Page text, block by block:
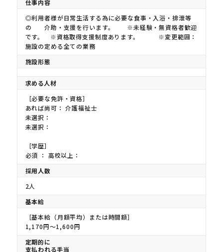
仕事内容
◎利用者様が日常生活する為に必要な食事・入浴・排泄等
の 介助・支援を行います。 ※未経験・無資格者歓迎
です。 ※資格取得支援制度あります。 ※変更範囲：
施設の定める全ての業務
施設形態
求める人材
［必要な免許・資格］
あれば尚可： 介護福祉士
未選択：
未選択：
［学歴］
必須 ： 高校以上：
採用人数
2人
基本給
［基本給（月額平均）または時間額］
1,170円〜1,600円
定期的に
支払われる手当